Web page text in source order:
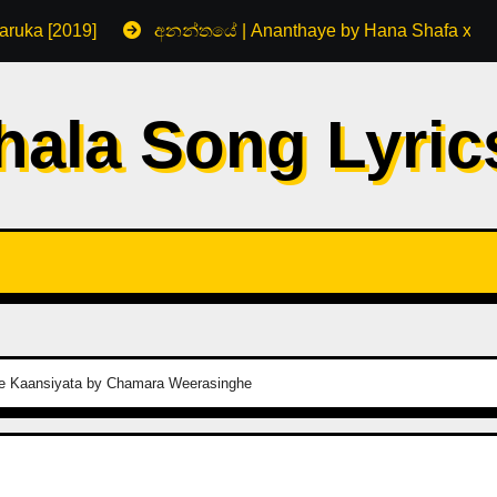
[2019] අනන්තයේ | Ananthaye by Hana Shafa x
Song
by Chamara Weerasinghe